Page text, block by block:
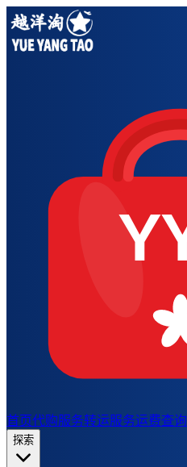
首页代购服务转运服务运费查询
探索